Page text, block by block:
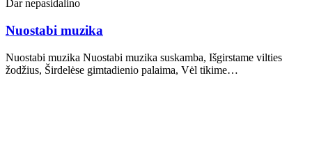
Dar nepasidalino
Nuostabi muzika
Nuostabi muzika Nuostabi muzika suskamba, Išgirstame vilties
žodžius, Širdelėse gimtadienio palaima, Vėl tikime…